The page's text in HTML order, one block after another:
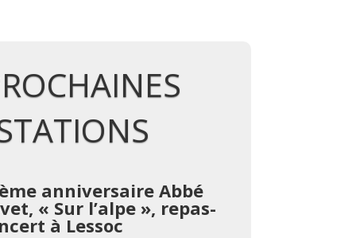
anniversaire Abbé
« Sur l’alpe », repas-
à Lessoc